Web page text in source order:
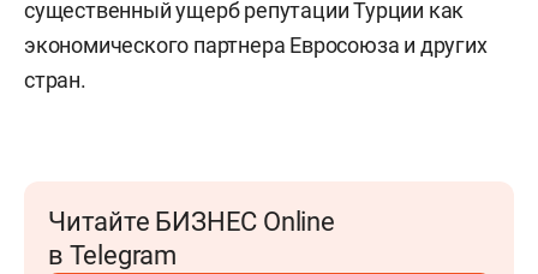
существенный ущерб репутации Турции как
экономического партнера Евросоюза и других
стран.
Читайте БИЗНЕС Online
в Telegram